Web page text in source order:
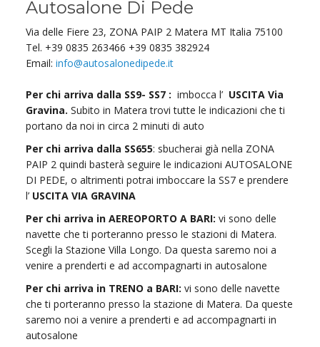
Autosalone Di Pede
Via delle Fiere 23, ZONA PAIP 2 Matera MT Italia 75100
Tel. +39 0835 263466 +39 0835 382924
Email: info@autosalonedipede.it
Per chi arriva dalla SS9- SS7 : imbocca l’ USCITA Via
Gravina. Subito in Matera trovi tutte le indicazioni che ti
portano da noi in circa 2 minuti di auto
Per chi arriva dalla SS655: sbucherai già nella ZONA
PAIP 2 quindi basterà seguire le indicazioni AUTOSALONE
DI PEDE, o altrimenti potrai imboccare la SS7 e prendere
l’ USCITA VIA GRAVINA
Per chi arriva in AEREOPORTO A BARI: vi sono delle
navette che ti porteranno presso le stazioni di Matera.
Scegli la Stazione Villa Longo. Da questa saremo noi a
venire a prenderti e ad accompagnarti in autosalone
Per chi arriva in TRENO a BARI: vi sono delle navette
che ti porteranno presso la stazione di Matera. Da queste
saremo noi a venire a prenderti e ad accompagnarti in
autosalone